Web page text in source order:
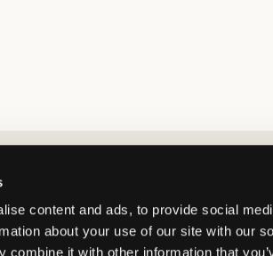
content and ads, to provide social
about your use of our site with our
combine it with other information that